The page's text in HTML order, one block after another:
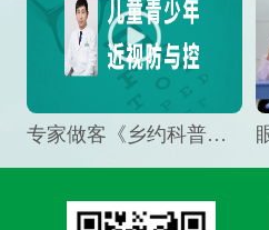
专家做客《乡约科普》栏目，预防孩子近视竟然这么“简单”